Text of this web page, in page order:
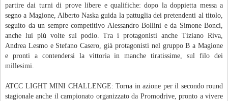
partire dai turni di prove libere e qualifiche: dopo la doppietta messa a
segno a Magione, Alberto Naska guida la pattuglia dei pretendenti al titolo,
seguito da un sempre competitivo Alessandro Bollini e da Simone Bonci,
anche lui più volte sul podio. Tra i protagonisti anche Tiziano Riva,
Andrea Lesmo e Stefano Casero, già protagonisti nel gruppo B a Magione
e pronti a contendersi la vittoria in manche tiratissime, sul filo dei
millesimi.
ATCC LIGHT MINI CHALLENGE: Torna in azione per il secondo round
stagionale anche il campionato organizzato da Promodrive, pronto a vivere